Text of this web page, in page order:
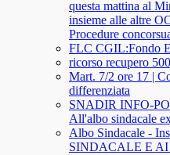
questa mattina al
insieme alle altre
Procedure
FLC CGIL:Fondo
ricorso recupero
Mart. 7/2 ore 17 |
differenziata
SNADIR INFO-
All'albo sindacale
Albo Sindacale -
SINDACALE E